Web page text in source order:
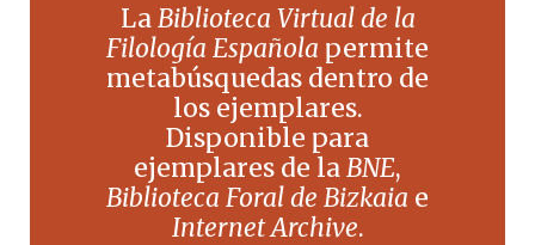
LaBiblioteca Virtual de la
Filología Española permite
metabúsquedas dentro de
los ejemplares.
Disponible para
ejemplares de laBNE,
Biblioteca Foral de Bizkaia e
Internet Archive.